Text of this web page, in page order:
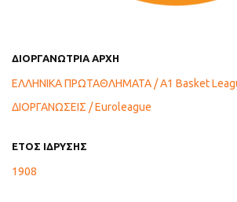
ΔΙΟΡΓΑΝΩΤΡΙΑ ΑΡΧΗ
ΕΛΛΗΝΙΚΑ ΠΡΩΤΑΘΛΗΜΑΤΑ / A1 Basket
ΔΙΟΡΓΑΝΩΣΕΙΣ / Euroleague
ΕΤΟΣ ΙΔΡΥΣΗΣ
1908